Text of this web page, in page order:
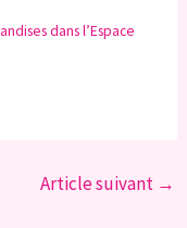
dans l’Espace
Article suivant →